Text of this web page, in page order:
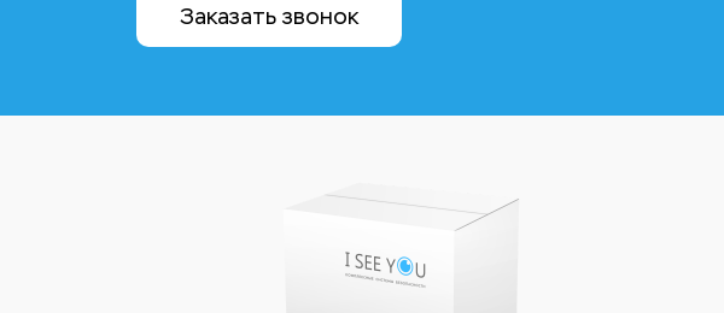
Заказать звонок